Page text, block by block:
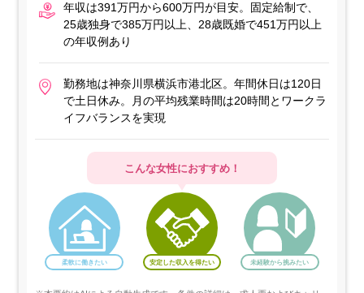
年収は391万円から600万円が目安。固定給制で、
25歳独身で385万円以上、28歳既婚で451万円以上
の年収例あり
勤務地は神奈川県横浜市港北区。年間休日は120日
で土日休み。月の平均残業時間は20時間とワークラ
イフバランスを実現
こんな女性におすすめ！
柔軟に働きたい 安定した収入を得たい 未経験から挑みたい